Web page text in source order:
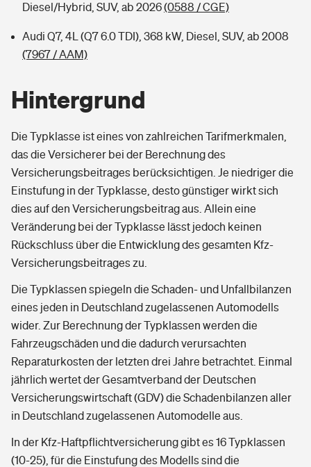
Diesel/Hybrid, SUV, ab 2026(0588 / CGE)
Audi Q7, 4L (Q7 6.0 TDI), 368 kW, Diesel, SUV, ab 2008
(7967 / AAM)
Hintergrund
Die Typklasse ist eines von zahlreichen Tarifmerkmalen,
das die Versicherer bei der Berechnung des
Versicherungsbeitrages berücksichtigen. Je niedriger die
Einstufung in der Typklasse, desto günstiger wirkt sich
dies auf den Versicherungsbeitrag aus. Allein eine
Veränderung bei der Typklasse lässt jedoch keinen
Rückschluss über die Entwicklung des gesamten Kfz-
Versicherungsbeitrages zu.
Die Typklassen spiegeln die Schaden- und Unfallbilanzen
eines jeden in Deutschland zugelassenen Automodells
wider. Zur Berechnung der Typklassen werden die
Fahrzeugschäden und die dadurch verursachten
Reparaturkosten der letzten drei Jahre betrachtet. Einmal
jährlich wertet der Gesamtverband der Deutschen
Versicherungswirtschaft (GDV) die Schadenbilanzen aller
in Deutschland zugelassenen Automodelle aus.
In der Kfz-Haftpflichtversicherung gibt es 16 Typklassen
(10-25), für die Einstufung des Modells sind die